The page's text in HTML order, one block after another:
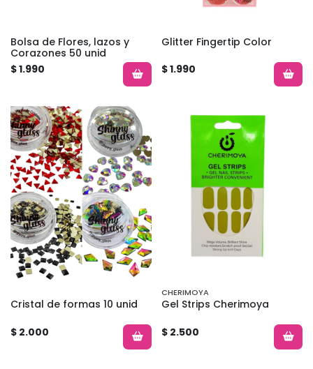
Bolsa de Flores, lazos y
Corazones 50 unid
$ 1.990
Glitter Fingertip Color
$ 1.990
Cristal de formas 10 unid
$ 2.000
CHERIMOYA
Gel Strips Cherimoya
$ 2.500